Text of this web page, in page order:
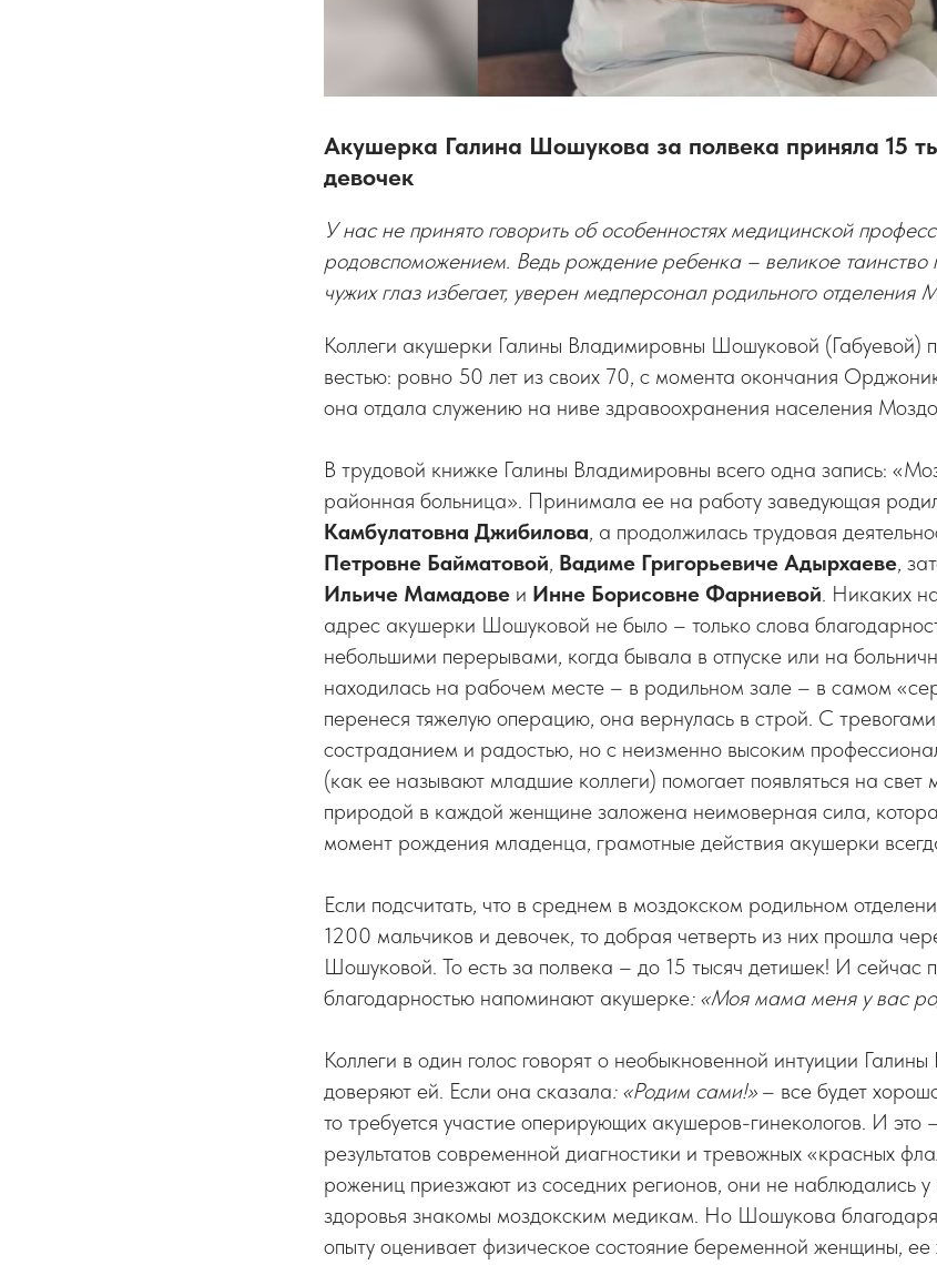
Акушерка Галина Шошукова за полвека приняла 15
девочек
У нас не принято говорить об особенностях медицинской
родовспоможением. Ведь рождение ребенка – великое таинство
чужих глаз избегает, уверен медперсонал родильного отделения
Коллеги акушерки Галины Владимировны Шошуковой (Габуевой)
вестью: ровно 50 лет из своих 70, с момента окончания
она отдала служению на ниве здравоохранения населения
В трудовой книжке Галины Владимировны всего одна запись:
районная больница». Принимала ее на работу заведующая
Камбулатовна Джибилова, а продолжилась трудовая
Петровне Байматовой, Вадиме Григорьевиче Адырхаеве,
Ильиче Мамадове и Инне Борисовне Фарниевой. Никаких
адрес акушерки Шошуковой не было – только слова
небольшими перерывами, когда бывала в отпуске или на
находилась на рабочем месте – в родильном зале – в самом
перенеся тяжелую операцию, она вернулась в строй. С
состраданием и радостью, но с неизменно высоким
(как ее называют младшие коллеги) помогает появляться на
природой в каждой женщине заложена неимоверная сила,
момент рождения младенца, грамотные действия акушерки
Если подсчитать, что в среднем в моздокском родильном
1200 мальчиков и девочек, то добрая четверть из них прошла
Шошуковой. То есть за полвека – до 15 тысяч детишек! И сейчас
благодарностью напоминают акушерке: «Моя мама меня у вас
Коллеги в один голос говорят о необыкновенной интуиции
доверяют ей. Если она сказала: «Родим сами!»– все будет
то требуется участие оперирующих акушеров-гинекологов. И это
результатов современной диагностики и тревожных «красных
рожениц приезжают из соседних регионов, они не наблюдались
здоровья знакомы моздокским медикам. Но Шошукова
опыту оценивает физическое состояние беременной женщины,